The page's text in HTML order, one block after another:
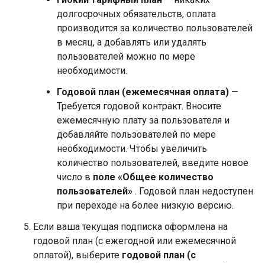
долгосрочных обязательств, оплата
производится за количество пользователей
в месяц, а добавлять или удалять
пользователей можно по мере
необходимости.
Годовой план (ежемесячная оплата) —
Требуется годовой контракт. Вносите
ежемесячную плату за пользователя и
добавляйте пользователей по мере
необходимости. Чтобы увеличить
количество пользователей, введите новое
число в поле «Общее количество
пользователей» . Годовой план недоступен
при переходе на более низкую версию.
Если ваша текущая подписка оформлена на
годовой план (с ежегодной или ежемесячной
оплатой), выберите годовой план (с